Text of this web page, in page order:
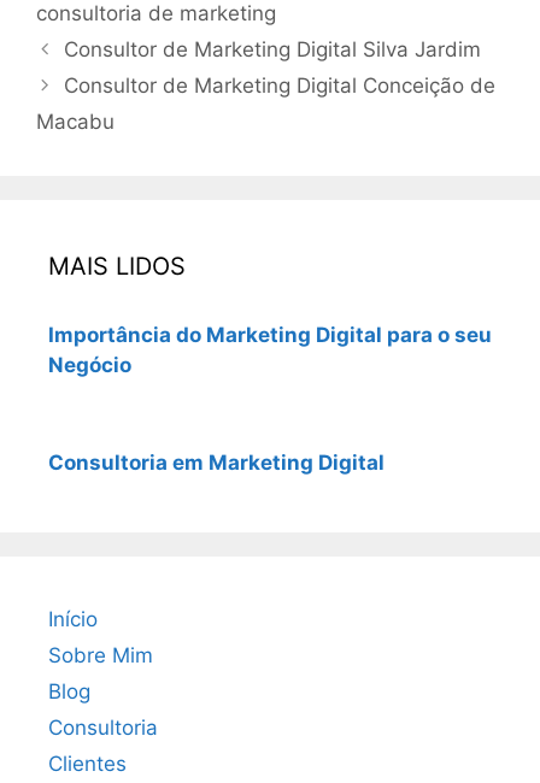
consultoria de marketing
Consultor de Marketing Digital Silva Jardim
Consultor de Marketing Digital Conceição de
Macabu
MAIS LIDOS
Importância do Marketing Digital para o seu
Negócio
Consultoria em Marketing Digital
Início
Sobre Mim
Blog
Consultoria
Clientes